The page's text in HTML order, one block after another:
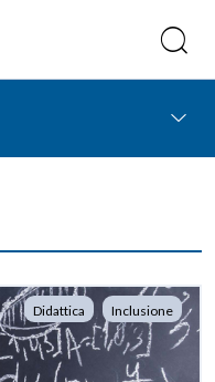
Didattica Inclusione